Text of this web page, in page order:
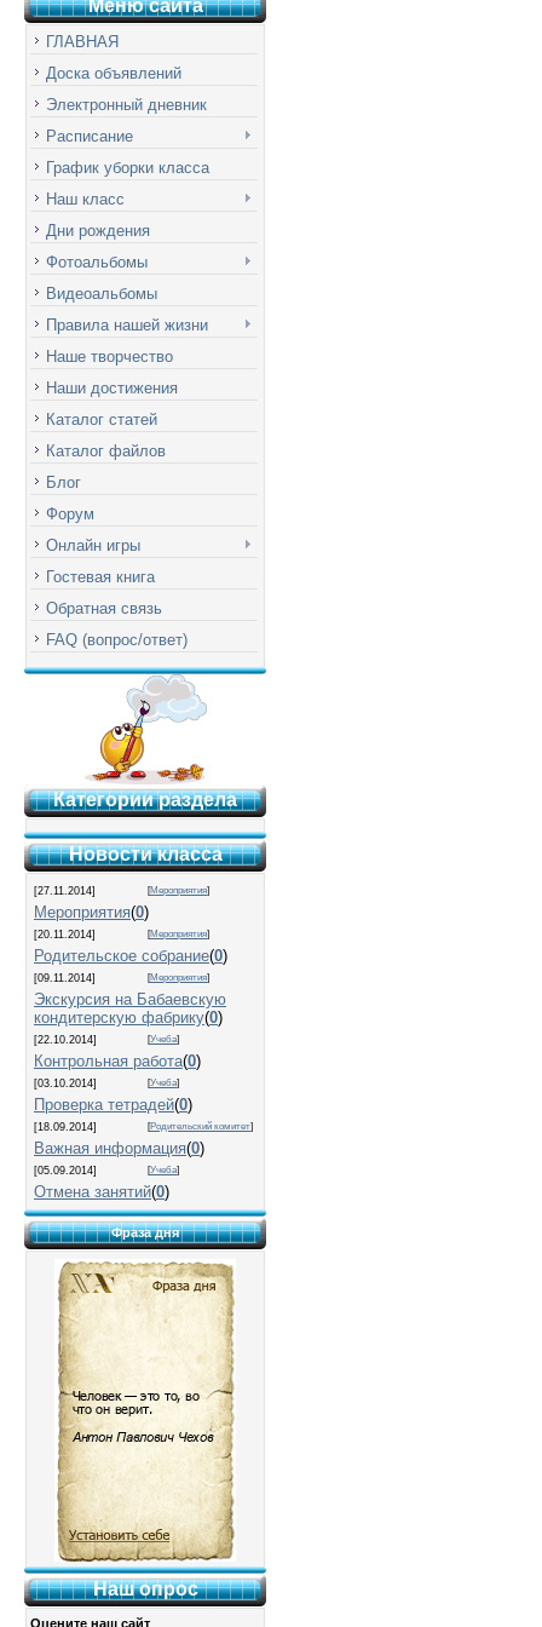
Меню сайта
ГЛАВНАЯ
Доска объявлений
Электронный дневник
Расписание
График уборки класса
Наш класс
Дни рождения
Фотоальбомы
Видеоальбомы
Правила нашей жизни
Наше творчество
Наши достижения
Каталог статей
Каталог файлов
Блог
Форум
Онлайн игры
Гостевая книга
Обратная связь
FAQ (вопрос/ответ)
Категории раздела
Новости класса
[27.11.2014] [Мероприятия]
Мероприятия(0)
[20.11.2014] [Мероприятия]
Родительское собрание(0)
[09.11.2014] [Мероприятия]
Экскурсия на Бабаевскую
кондитерскую фабрику(0)
[22.10.2014] [Учеба]
Контрольная работа(0)
[03.10.2014] [Учеба]
Проверка тетрадей(0)
[18.09.2014] [Родительский комитет]
Важная информация(0)
[05.09.2014] [Учеба]
Отмена занятий(0)
Фраза дня
Наш опрос
Оцените наш сайт